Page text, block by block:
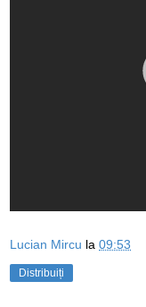
Lucian Mircu la 09:53
Distribuiți